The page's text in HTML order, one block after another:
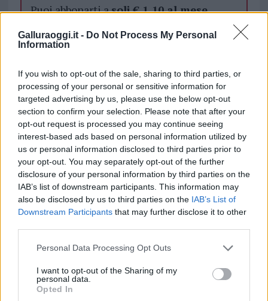
Galluraoggi.it - Do Not Process My Personal
Information
If you wish to opt-out of the sale, sharing to third parties, or
processing of your personal or sensitive information for
targeted advertising by us, please use the below opt-out
section to confirm your selection. Please note that after your
opt-out request is processed you may continue seeing
interest-based ads based on personal information utilized by
us or personal information disclosed to third parties prior to
your opt-out. You may separately opt-out of the further
disclosure of your personal information by third parties on the
IAB’s list of downstream participants. This information may
also be disclosed by us to third parties on the IAB’s List of
Downstream Participants that may further disclose it to other
Please note that this website/app uses one or more Google
not limited to your visit or usage behaviour. You may click to
grant or deny consent to Google and its third-party tags to
use your data for below specified purposes in below Google
Personal Data Processing Opt Outs
I want to opt-out of the Sharing of my
personal data.
Opted In
Puoi abbonarti asoli € 1,10 al mese
Puoi effettuare l'accesso andando nella
sezioneLogindal menù del sito o
cliccandoqui
TEMI: Aste 2022
Case All'asta 2022
Dati Aste 2022
Notizie in tempo reale?